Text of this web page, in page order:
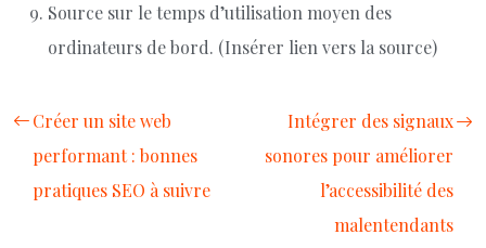
Source sur le temps d’utilisation moyen des
ordinateurs de bord. (Insérer lien vers la source)
Créer un site web
performant : bonnes
pratiques SEO à suivre
Intégrer des signaux
sonores pour améliorer
l’accessibilité des
malentendants